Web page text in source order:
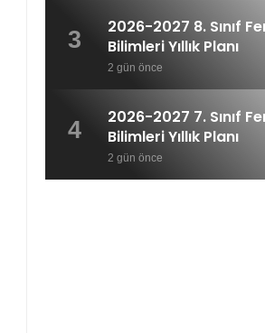
3
2026-2027 8. Sınıf
Bilimleri Yıllık Planı
2 gün önce
4
2026-2027 7. Sınıf
Bilimleri Yıllık Planı
2 gün önce